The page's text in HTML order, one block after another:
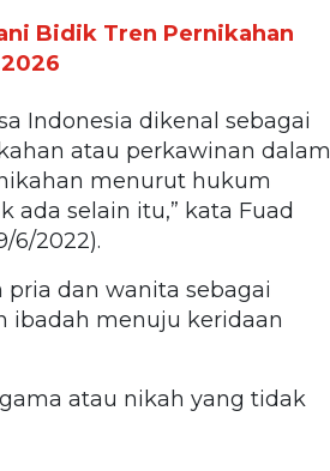
Bidik Tren Pernikahan
Indonesia dikenal sebagai
atau perkawinan dalam
menurut hukum
ada selain itu,” kata Fuad
6/2022).
dan wanita sebagai
ibadah menuju keridaan
atau nikah yang tidak